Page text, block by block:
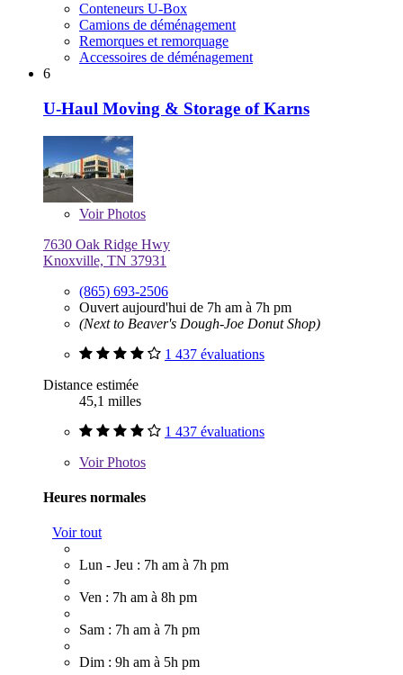
Conteneurs U-Box
Camions de déménagement
Remorques et remorquage
Accessoires de déménagement
6
U-Haul Moving & Storage of Karns
VoirPhotos
7630 Oak Ridge Hwy
Knoxville, TN 37931
(865) 693-2506
Ouvert aujourd'hui de 7h am à 7h pm
(Next to Beaver's Dough-Joe Donut Shop)
1 437 évaluations
Distance estimée
45,1 milles
1 437 évaluations
VoirPhotos
Heures normales
Voir tout
Lun - Jeu : 7h am à 7h pm
Ven : 7h am à 8h pm
Sam : 7h am à 7h pm
Dim : 9h am à 5h pm